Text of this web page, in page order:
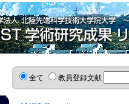
全て 教員登録文献